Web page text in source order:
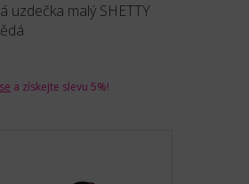
uzdečka malý SHETTY
a získejte slevu 5%!